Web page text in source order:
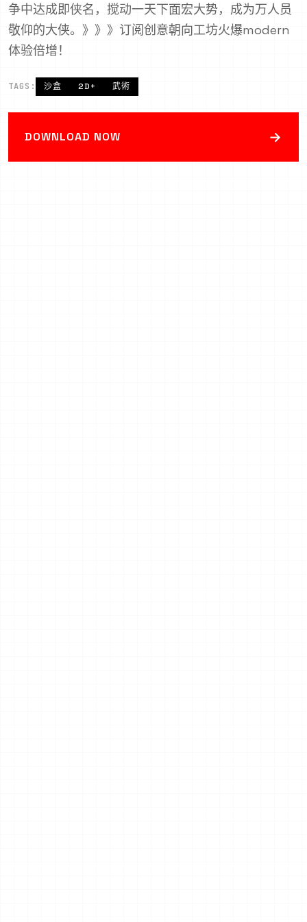
争中达成即侠名，搅动一天下面宏大势，成为万人员
敬仰的大侠。》》》订阅创意朝向工坊火爆modern
体验倍增！
TAGS: 沙盒 2D+ 武術
DOWNLOAD NOW →